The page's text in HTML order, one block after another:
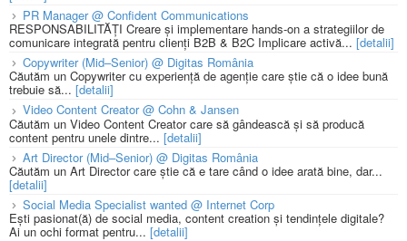
PR Manager @ Confident Communications
RESPONSABILITĂȚI Creare și implementare hands-on a strategiilor de
comunicare integrată pentru clienți B2B & B2C Implicare activă... [detalii]
Copywriter (Mid–Senior) @ Digitas România
Căutăm un Copywriter cu experiență de agenție care știe că o idee bună
trebuie să... [detalii]
Video Content Creator @ Cohn & Jansen
Căutăm un Video Content Creator care să gândească și să producă
content pentru unele dintre... [detalii]
Art Director (Mid–Senior) @ Digitas România
Căutăm un Art Director care știe că e tare când o idee arată bine, dar...
[detalii]
Social Media Specialist wanted @ Internet Corp
Ești pasionat(ă) de social media, content creation și tendințele digitale?
Ai un ochi format pentru... [detalii]